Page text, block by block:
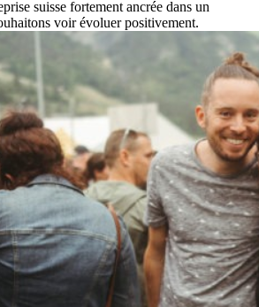
suisse fortement ancrée dans un
voir évoluer positivement.